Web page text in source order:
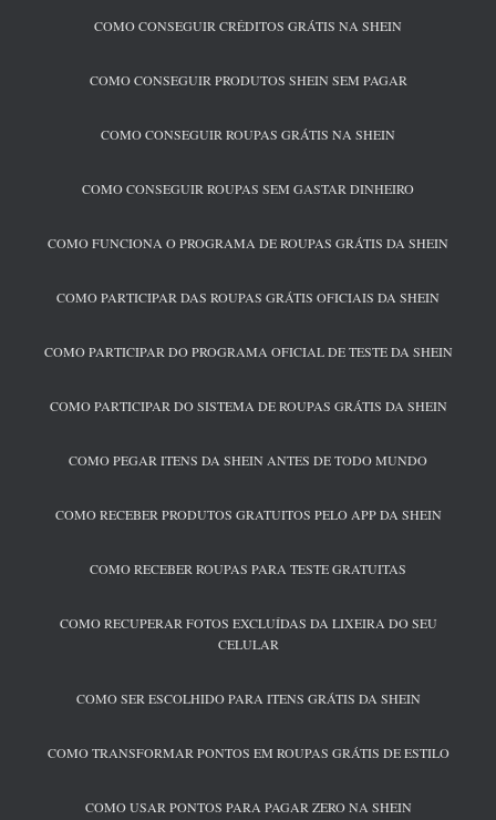
COMO CONSEGUIR CRÉDITOS GRÁTIS NA SHEIN
COMO CONSEGUIR PRODUTOS SHEIN SEM PAGAR
COMO CONSEGUIR ROUPAS GRÁTIS NA SHEIN
COMO CONSEGUIR ROUPAS SEM GASTAR DINHEIRO
COMO FUNCIONA O PROGRAMA DE ROUPAS GRÁTIS DA SHEIN
COMO PARTICIPAR DAS ROUPAS GRÁTIS OFICIAIS DA SHEIN
COMO PARTICIPAR DO PROGRAMA OFICIAL DE TESTE DA SHEIN
COMO PARTICIPAR DO SISTEMA DE ROUPAS GRÁTIS DA SHEIN
COMO PEGAR ITENS DA SHEIN ANTES DE TODO MUNDO
COMO RECEBER PRODUTOS GRATUITOS PELO APP DA SHEIN
COMO RECEBER ROUPAS PARA TESTE GRATUITAS
COMO RECUPERAR FOTOS EXCLUÍDAS DA LIXEIRA DO SEU
CELULAR
COMO SER ESCOLHIDO PARA ITENS GRÁTIS DA SHEIN
COMO TRANSFORMAR PONTOS EM ROUPAS GRÁTIS DE ESTILO
COMO USAR PONTOS PARA PAGAR ZERO NA SHEIN